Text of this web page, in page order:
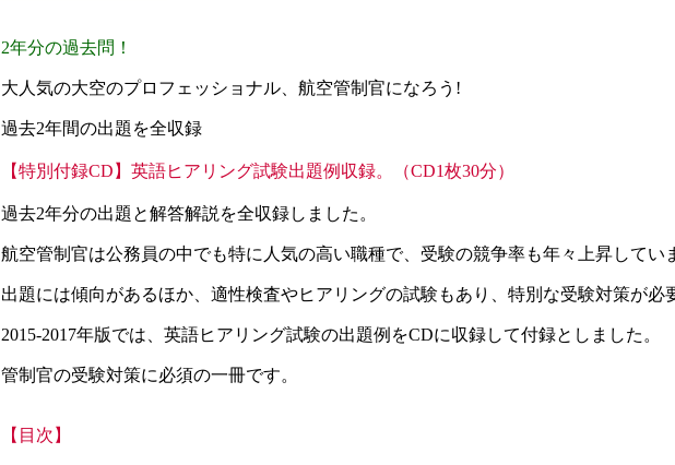
2年分の過去問！
大人気の大空のプロフェッショナル、航空管制官になろう!
過去2年間の出題を全収録
【特別付録CD】英語ヒアリング試験出題例収録。（CD1枚30分）
過去2年分の出題と解答解説を全収録しました。
航空管制官は公務員の中でも特に人気の高い職種で、受験の競争率も年々上昇してい
出題には傾向があるほか、適性検査やヒアリングの試験もあり、特別な受験対策が必
2015-2017年版では、英語ヒアリング試験の出題例をCDに収録して付録としました。
管制官の受験対策に必須の一冊です。
【目次】